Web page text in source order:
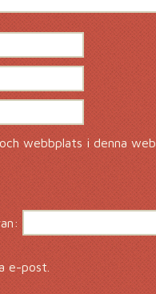
webbplats i denna
e-post.